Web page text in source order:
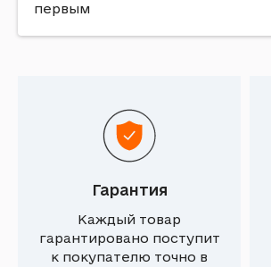
первым
Гарантия
Каждый товар
гарантировано поступит
к покупателю точно в